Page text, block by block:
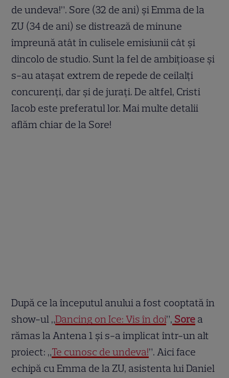
de undeva!”. Sore (32 de ani) și Emma de la
ZU (34 de ani) se distrează de minune
împreună atât în culisele emisiunii cât și
dincolo de studio. Sunt la fel de ambițioase și
s-au atașat extrem de repede de ceilalți
concurenți, dar și de jurați. De altfel, Cristi
Iacob este preferatul lor. Mai multe detalii
aflăm chiar de la Sore!
După ce la începutul anului a fost cooptată în
show-ul „Dancing on Ice: Vis în doi”, Sore a
rămas la Antena 1 și s-a implicat într-un alt
proiect: „Te cunosc de undeva!”. Aici face
echipă cu Emma de la ZU, asistenta lui Daniel